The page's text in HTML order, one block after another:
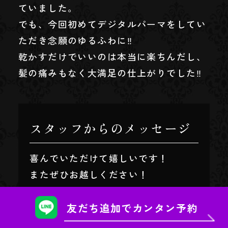
ていました。
でも、今回初めてデジタルパーマをしてい
ただき念願のゆるふわに‼
乾かすだけでいいのは本当に楽ちんだし、
髪の痛みもなく大満足の仕上がりでした‼
スタッフからのメッセージ
喜んでいただけて嬉しいです！
またぜひお越しください！
友だち追加でカンタン予約